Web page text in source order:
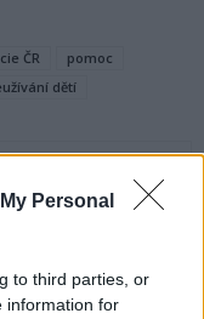
Personal
to third parties, or
information for
ČR
pomoc
dětí